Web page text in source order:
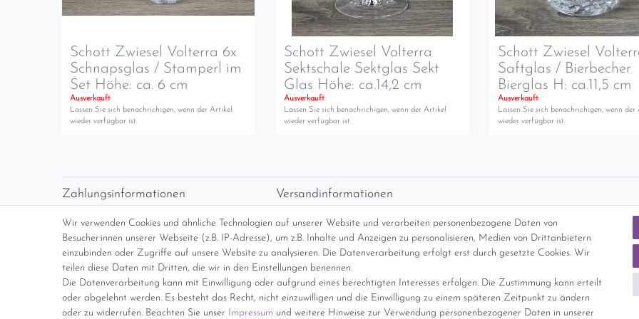
Schott Zwiesel Volterra 6x
Schnapsglas / Stamperl im
Set Höhe: ca. 6 cm
Ausverkauft
Lassen Sie sich benachrichigen, wenn der Artikel
wieder verfügbar ist.
Schott Zwiesel Volterra
Sektschale Sektglas Sekt
Glas Höhe: ca.14,2 cm
Ausverkauft
Lassen Sie sich benachrichigen, wenn der Artikel
wieder verfügbar ist.
Schott Zwiesel
Saftglas / Bierbecher
Bierglas H: ca.11,5 cm
Ausverkauft
Lassen Sie sich benachrichigen, wenn der
wieder verfügbar ist.
Wir verwenden Cookies und ähnliche Technologien auf unserer Website und verarbeiten personenbezogene Daten von
Besucher:innen unserer Webseite (z.B. IP-Adresse), um z.B. Inhalte und Anzeigen zu personalisieren, Medien von Drittanbietern
einzubinden oder Zugriffe auf unsere Website zu analysieren. Die Datenverarbeitung erfolgt erst durch gesetzte Cookies. Wir
teilen diese Daten mit Dritten, die wir in den Einstellungen benennen.
Die Datenverarbeitung kann mit Einwilligung oder aufgrund eines berechtigten Interesses erfolgen. Die Zustimmung kann erteilt
oder abgelehnt werden. Es besteht das Recht, nicht einzuwilligen und die Einwilligung zu einem späteren Zeitpunkt zu ändern
oder zu widerrufen. Beachten Sie unser Impressum und weitere Hinweise zur Verwendung personenbezogener Daten in unserer
Zahlungsinformationen
Paypal
Abholung
Versandinformationen
Versand per GLS (6,90 Euro) oder DHL (8,49 Euro ) inkl. MwSt. (innerhalb
kostenfreie Lieferung ab 150 Euro Warenwert (innerhalb Deutschlands)
Übersicht Internationale Versandkosten
*Endpreis inkl. MwSt. (Dieser Artikel unterliegt gem. § 25a UStG der Differenzbesteuerung, ein Ausweis der